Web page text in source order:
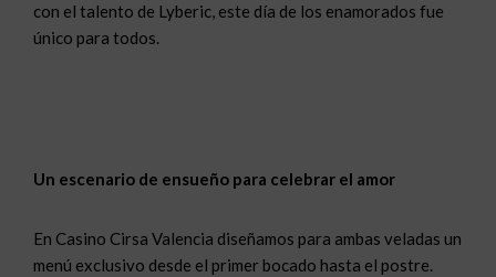
con el talento de Lyberic, este día de los enamorados fue
único para todos.
Un escenario de ensueño para celebrar el amor
En Casino Cirsa Valencia diseñamos para ambas veladas un
menú exclusivo desde el primer bocado hasta el postre.